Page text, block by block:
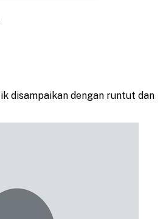
disampaikan dengan runtut dan